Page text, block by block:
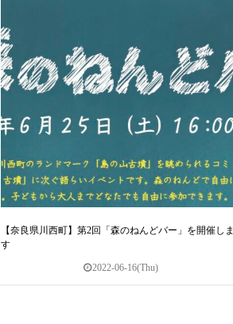
【奈良県川西町】第2回「森のねんどバー」を開催しま
す
2022-06-16(Thu)